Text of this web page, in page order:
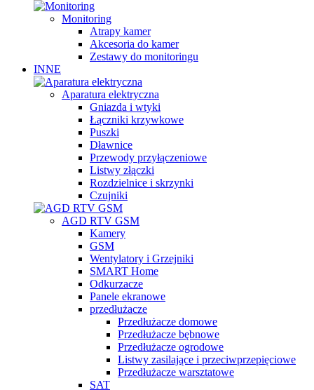
Monitoring
Atrapy kamer
Akcesoria do kamer
Zestawy do monitoringu
INNE
Aparatura elektryczna
Gniazda i wtyki
Łączniki krzywkowe
Puszki
Dławnice
Przewody przyłączeniowe
Listwy złączki
Rozdzielnice i skrzynki
Czujniki
AGD RTV GSM
Kamery
GSM
Wentylatory i Grzejniki
SMART Home
Odkurzacze
Panele ekranowe
przedłużacze
Przedłużacze domowe
Przedłużacze bębnowe
Przedłużacze ogrodowe
Listwy zasilające i przeciwprzepięciowe
Przedłużacze warsztatowe
SAT